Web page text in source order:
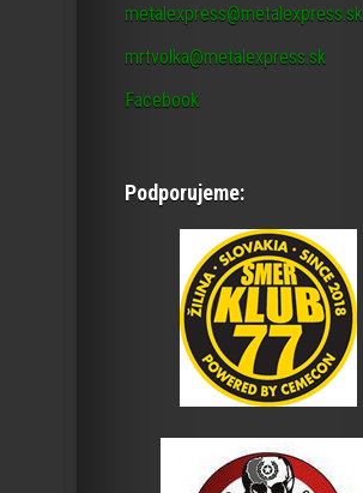
metalexpress@metalexpress.sk
mrtvolka@metalexpress.sk
Facebook
Podporujeme: